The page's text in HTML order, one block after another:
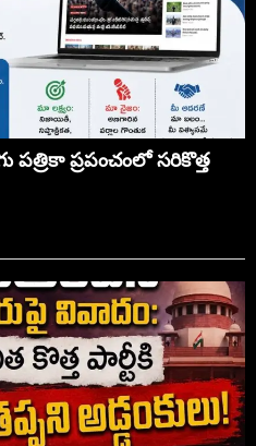
పత్రికా ప్రపంచంలో సరికొత్త